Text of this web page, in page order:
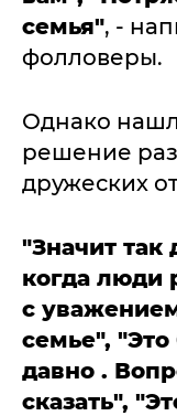
семья", -
фолловеры.
Однако
решение
дружеских
"Значит
когда люди
с
семье",
давно .
сказать",